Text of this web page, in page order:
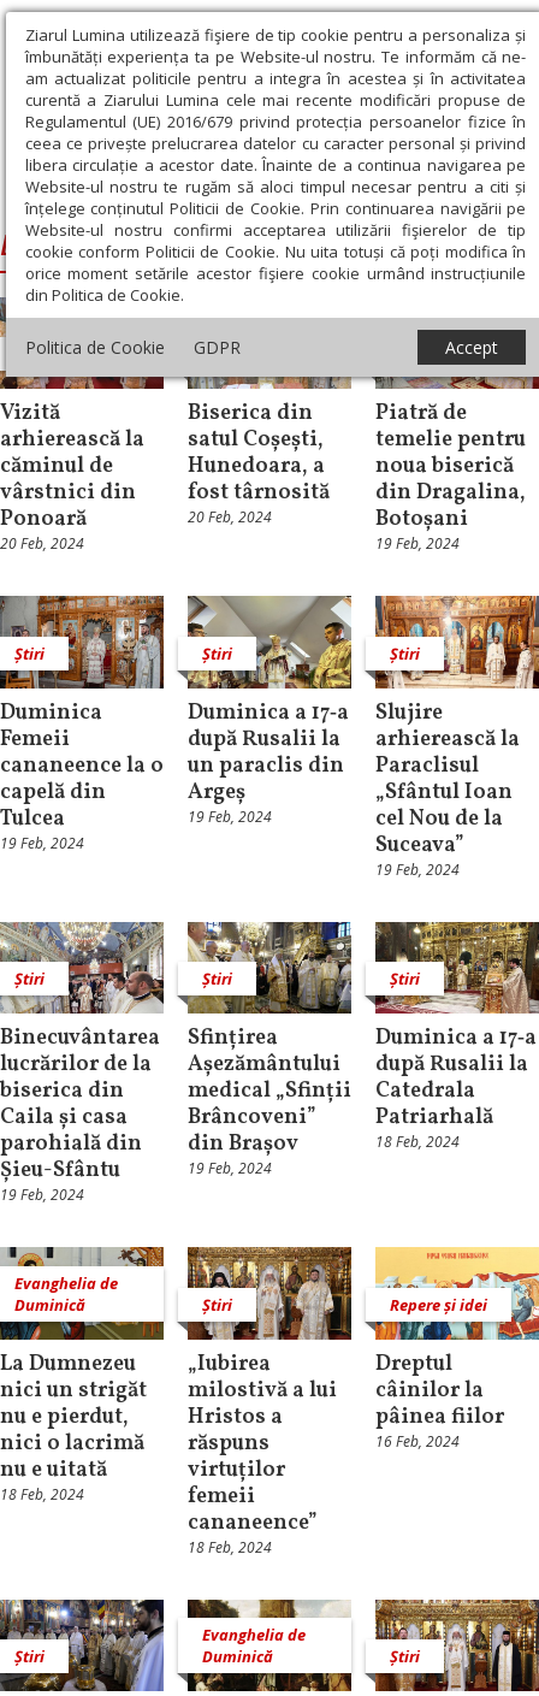
Ziarul Lumina utilizează fişiere de tip cookie pentru a personaliza și
îmbunătăți experiența ta pe Website-ul nostru. Te informăm că ne-
am actualizat politicile pentru a integra în acestea și în activitatea
curentă a Ziarului Lumina cele mai recente modificări propuse de
Regulamentul (UE) 2016/679 privind protecția persoanelor fizice în
ceea ce privește prelucrarea datelor cu caracter personal și privind
libera circulație a acestor date. Înainte de a continua navigarea pe
Website-ul nostru te rugăm să aloci timpul necesar pentru a citi și
înțelege conținutul Politicii de Cookie. Prin continuarea navigării pe
Website-ul nostru confirmi acceptarea utilizării fişierelor de tip
cookie conform Politicii de Cookie. Nu uita totuși că poți modifica în
orice moment setările acestor fişiere cookie urmând instrucțiunile
din Politica de Cookie.
Politica de Cookie GDPR Accept
Ziarul Lumina › Duminica a 17-a dupa Rusalii
Duminica a 17-a dupa Rusalii
Știri
Vizită
arhierească la
căminul de
vârstnici din
Ponoară
20 Feb, 2024
Știri
Biserica din
satul Coșești,
Hunedoara, a
fost târnosită
20 Feb, 2024
Piatră de
temelie pentru
noua biserică
din Dragalina,
Botoșani
19 Feb, 2024
Știri
Duminica
Femeii
cananeence la o
capelă din
Tulcea
19 Feb, 2024
Știri
Duminica a 17‑a
după Rusalii la
un paraclis din
Argeș
19 Feb, 2024
Știri
Slujire
arhierească la
Paraclisul
„Sfântul Ioan
cel Nou de la
Suceava”
19 Feb, 2024
Știri
Binecuvântarea
lucrărilor de la
biserica din
Caila și casa
parohială din
Șieu-Sfântu
19 Feb, 2024
Știri
Sfințirea
Așezământului
medical „Sfinții
Brâncoveni”
din Brașov
19 Feb, 2024
Știri
Duminica a 17‑a
după Rusalii la
Catedrala
Patriarhală
18 Feb, 2024
Evanghelia de
Duminică
La Dumnezeu
nici un strigăt
nu e pierdut,
nici o lacrimă
nu e uitată
18 Feb, 2024
Știri
„Iubirea
milostivă a lui
Hristos a
răspuns
virtuților
femeii
cananeence”
18 Feb, 2024
Repere și idei
Dreptul
câinilor la
pâinea fiilor
16 Feb, 2024
Știri
Evanghelia de
Duminică
Știri